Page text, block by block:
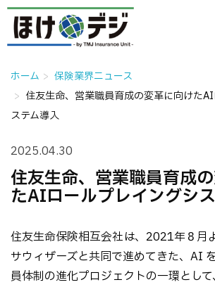
ホーム
保険業界ニュース
住友生命、営業職員育成の変革に向けた
ステム導入
2025.04.30
住友生命、営業職員育成
たAIロールプレイングシ
住友生命保険相互会社は、2021年８月
サウィザーズと共同で進めてきた、AI
員体制の進化プロジェクトの一環とし